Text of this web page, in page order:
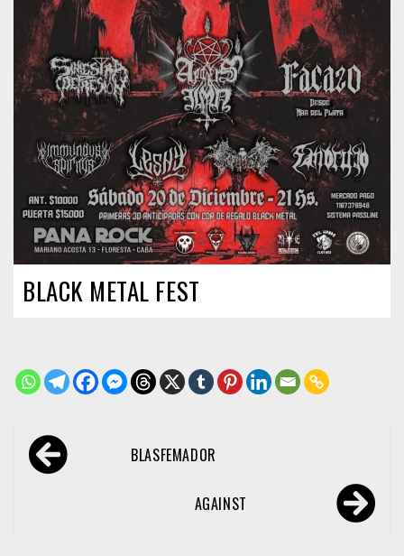
BLACK METAL FEST
Navegación
de BLASFEMADOR
AGAINST